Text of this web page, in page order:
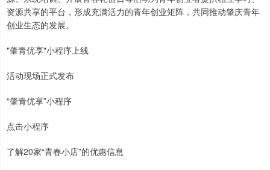
资源共享的平台，形成充满活力的青年创业矩阵，共同推动肇庆青年
创业生态的发展。
"肇青优享"小程序上线
活动现场正式发布
“肇青优享”小程序
点击小程序
了解20家“青春小店”的优惠信息